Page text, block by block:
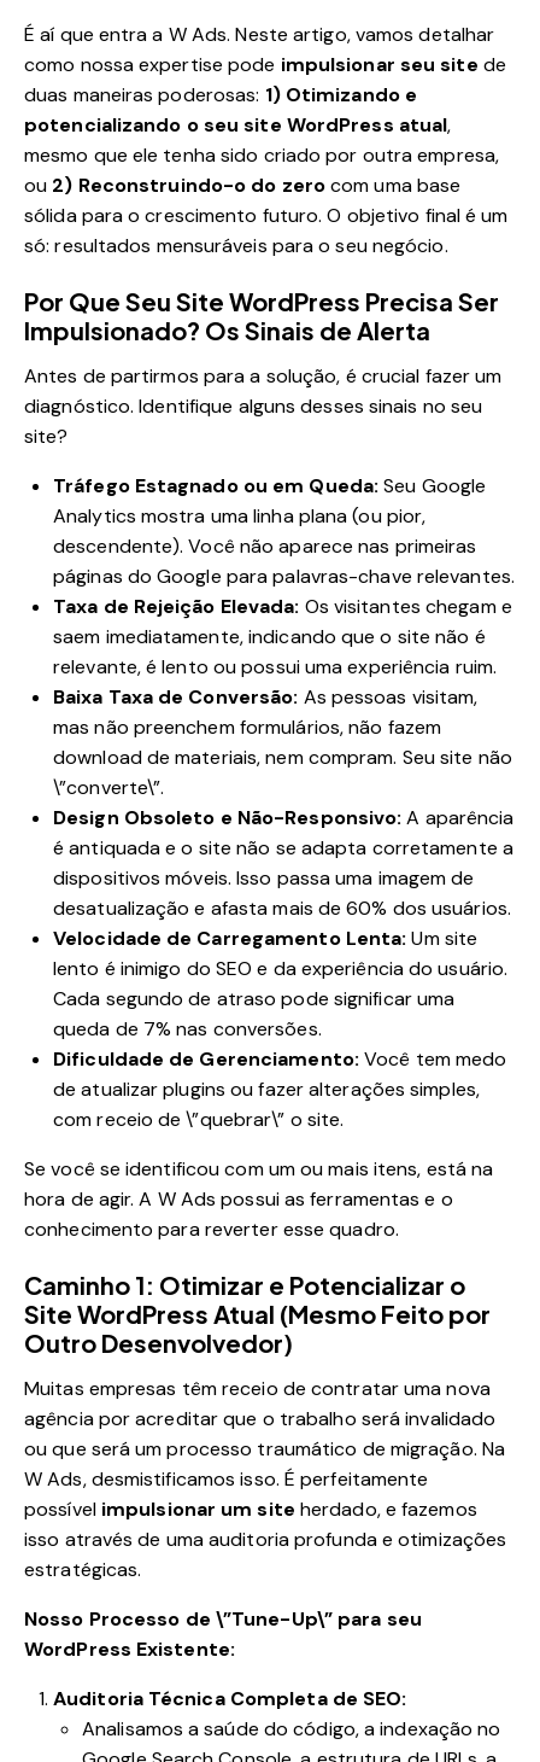
É aí que entra a W Ads. Neste artigo, vamos detalhar
como nossa expertise pode impulsionar seu site de
duas maneiras poderosas: 1) Otimizando e
potencializando o seu site WordPress atual,
mesmo que ele tenha sido criado por outra empresa,
ou 2) Reconstruindo-o do zerocom uma base
sólida para o crescimento futuro. O objetivo final é um
só: resultados mensuráveis para o seu negócio.
Por Que Seu Site WordPress Precisa Ser
Impulsionado? Os Sinais de Alerta
Antes de partirmos para a solução, é crucial fazer um
diagnóstico. Identifique alguns desses sinais no seu
site?
Tráfego Estagnado ou em Queda: Seu Google
Analytics mostra uma linha plana (ou pior,
descendente). Você não aparece nas primeiras
páginas do Google para palavras-chave relevantes.
Taxa de Rejeição Elevada: Os visitantes chegam e
saem imediatamente, indicando que o site não é
relevante, é lento ou possui uma experiência ruim.
Baixa Taxa de Conversão: As pessoas visitam,
mas não preenchem formulários, não fazem
download de materiais, nem compram. Seu site não
\”converte\”.
Design Obsoleto e Não-Responsivo: A aparência
é antiquada e o site não se adapta corretamente a
dispositivos móveis. Isso passa uma imagem de
desatualização e afasta mais de 60% dos usuários.
Velocidade de Carregamento Lenta: Um site
lento é inimigo do SEO e da experiência do usuário.
Cada segundo de atraso pode significar uma
queda de 7% nas conversões.
Dificuldade de Gerenciamento: Você tem medo
de atualizar plugins ou fazer alterações simples,
com receio de \”quebrar\” o site.
Se você se identificou com um ou mais itens, está na
hora de agir. A W Ads possui as ferramentas e o
conhecimento para reverter esse quadro.
Caminho 1: Otimizar e Potencializar o
Site WordPress Atual (Mesmo Feito por
Outro Desenvolvedor)
Muitas empresas têm receio de contratar uma nova
agência por acreditar que o trabalho será invalidado
ou que será um processo traumático de migração. Na
W Ads, desmistificamos isso. É perfeitamente
possível impulsionar um site herdado, e fazemos
isso através de uma auditoria profunda e otimizações
estratégicas.
Nosso Processo de \”Tune-Up\” para seu
WordPress Existente:
Auditoria Técnica Completa de SEO:
Analisamos a saúde do código, a indexação no